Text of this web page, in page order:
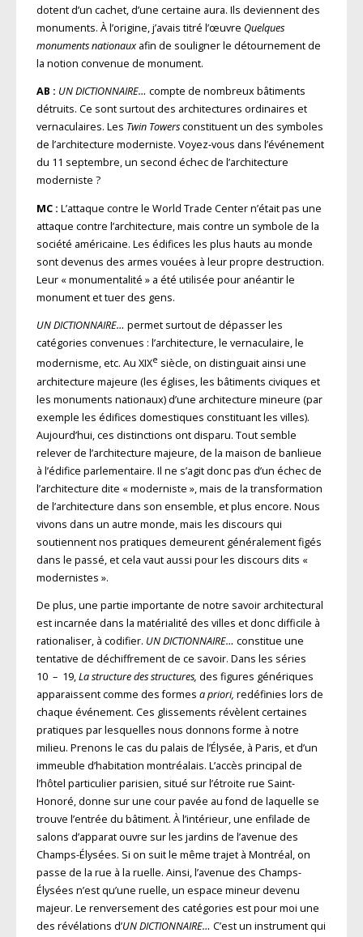
dotent d’un cachet, d’une certaine aura. Ils deviennent des
monuments. À l’origine, j’avais titré l’œuvre Quelques
monuments nationauxafin de souligner le détournement de
la notion convenue de monument.
AB : UN DICTIONNAIRE… compte de nombreux bâtiments
détruits. Ce sont surtout des architectures ordinaires et
vernaculaires. Les Twin Towersconstituent un des symboles
de l’architecture moderniste. Voyez-vous dans l’événement
du 11 septembre, un second échec de l’architecture
moderniste ?
MC : L’attaque contre le World Trade Center n’était pas une
attaque contre l’architecture, mais contre un symbole de la
société américaine. Les édifices les plus hauts au monde
sont devenus des armes vouées à leur propre destruction.
Leur « monumentalité » a été utilisée pour anéantir le
monument et tuer des gens.
UN DICTIONNAIRE… permet surtout de dépasser les
catégories convenues : l’architecture, le verna­culaire, le
modernisme, etc. Au XIXe siècle, on distinguait ainsi une
architecture majeure (les églises, les bâtiments civiques et
les monuments nationaux) d’une architecture mineure (par
exemple les édifices domestiques constituant les villes).
Aujourd’hui, ces distinctions ont disparu. Tout semble
relever de l’architecture majeure, de la maison de banlieue
à l’édifice parlementaire. Il ne s’agit donc pas d’un échec de
l’architecture dite « moderniste », mais de la transformation
de l’architecture dans son ensemble, et plus encore. Nous
vivons dans un autre monde, mais les discours qui
soutiennent nos pratiques demeurent généralement figés
dans le passé, et cela vaut aussi pour les discours dits «
modernistes ».
De plus, une partie importante de notre savoir architectural
est incarnée dans la matérialité des villes et donc difficile à
rationaliser, à codifier. UN DICTIONNAIRE… constitue une
tentative de déchiffrement de ce savoir. Dans les séries
10 – 19,La structure des structures, des figures génériques
apparaissent comme des formes a priori, redéfinies lors de
chaque événement. Ces glissements révèlent certaines
pratiques par lesquelles nous donnons forme à notre
milieu. Prenons le cas du palais de l’Élysée, à Paris, et d’un
immeuble d’habitation montréalais. L’accès principal de
l’hôtel particulier parisien, situé sur l’étroite rue Saint-
Honoré, donne sur une cour pavée au fond de laquelle se
trouve l’entrée du bâtiment. À l’intérieur, une enfilade de
salons d’apparat ouvre sur les jardins de l’avenue des
Champs-Élysées. Si on suit le même trajet à Montréal, on
passe de la rue à la ruelle. Ainsi, l’avenue des Champs-
Élysées n’est qu’une ruelle, un espace mineur devenu
majeur. Le renversement des catégories est pour moi une
des révélations d’UN DICTIONNAIRE… C’est un instrument qui